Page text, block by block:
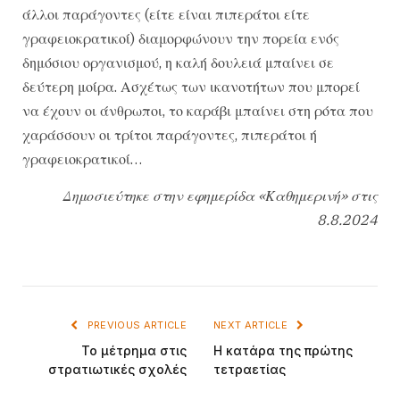
άλλοι παράγοντες (είτε είναι πιπεράτοι είτε
γραφειοκρατικοί) διαμορφώνουν την πορεία ενός
δημόσιου οργανισμού, η καλή δουλειά μπαίνει σε
δεύτερη μοίρα. Ασχέτως των ικανοτήτων που μπορεί
να έχουν οι άνθρωποι, το καράβι μπαίνει στη ρότα που
χαράσσουν οι τρίτοι παράγοντες, πιπεράτοι ή
γραφειοκρατικοί…
Δημοσιεύτηκε στην εφημερίδα «Καθημερινή» στις
8.8.2024
PREVIOUS ARTICLE
Το μέτρημα στις
στρατιωτικές σχολές
NEXT ARTICLE
Η κατάρα της πρώτης
τετραετίας